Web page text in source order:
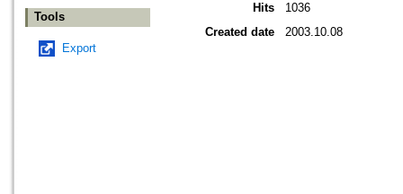
Tools
Export
Hits
1036
Created date
2003.10.08